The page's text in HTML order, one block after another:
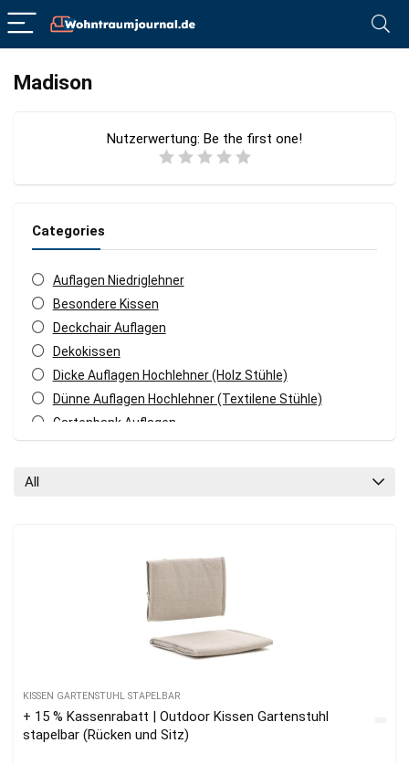
Madison
Nutzerwertung: Be the first one!
Categories
Auflagen Niedriglehner
Besondere Kissen
Deckchair Auflagen
Dekokissen
Dicke Auflagen Hochlehner (Holz Stühle)
Dünne Auflagen Hochlehner (Textilene Stühle)
Gartenbank Auflagen
Sitzkissen Outdoor
All
KISSEN GARTENSTUHL STAPELBAR
+ 15 % Kassenrabatt | Outdoor Kissen Gartenstuhl
stapelbar (Rücken und Sitz)